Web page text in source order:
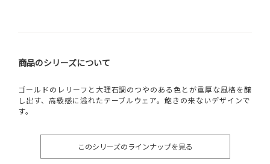
商品のシリーズについて
ゴールドのレリーフと大理石調のつやのある色とが重厚な風格を醸
し出す、高級感に溢れたテーブルウェア。飽きの来ないデザインで
す。
このシリーズのラインナップを見る